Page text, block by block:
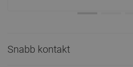
Snabb kontakt